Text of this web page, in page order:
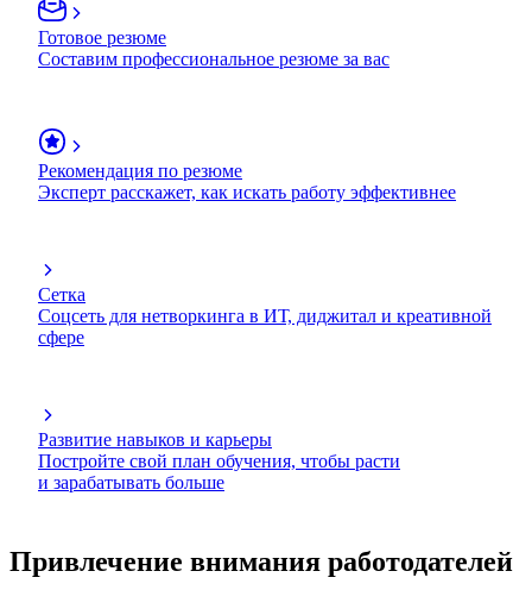
Готовое резюме
Составим профессиональное резюме за вас
Рекомендация по резюме
Эксперт расскажет, как искать работу эффективнее
Сетка
Соцсеть для нетворкинга в ИТ, диджитал и креативной
сфере
Развитие навыков и карьеры
Постройте свой план обучения, чтобы расти
и зарабатывать больше
Привлечение внимания работодателей